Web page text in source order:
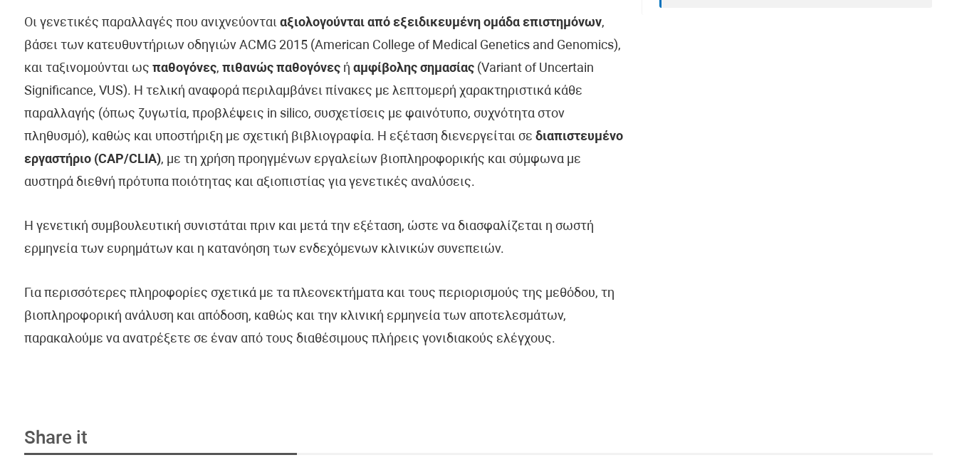
Οι γενετικές παραλλαγές που ανιχνεύονται αξιολογούνται από εξειδικευμένη ομάδα επιστημόνων,
βάσει των κατευθυντήριων οδηγιών ACMG 2015 (American College of Medical Genetics and Genomics),
και ταξινομούνται ως παθογόνες, πιθανώς παθογόνεςή αμφίβολης σημασίας(Variant of Uncertain
Significance, VUS). Η τελική αναφορά περιλαμβάνει πίνακες με λεπτομερή χαρακτηριστικά κάθε
παραλλαγής (όπως ζυγωτία, προβλέψεις in silico, συσχετίσεις με φαινότυπο, συχνότητα στον
πληθυσμό), καθώς και υποστήριξη με σχετική βιβλιογραφία. Η εξέταση διενεργείται σε διαπιστευμένο
εργαστήριο (CAP/CLIA), με τη χρήση προηγμένων εργαλείων βιοπληροφορικής και σύμφωνα με
αυστηρά διεθνή πρότυπα ποιότητας και αξιοπιστίας για γενετικές αναλύσεις.
Η γενετική συμβουλευτική συνιστάται πριν και μετά την εξέταση, ώστε να διασφαλίζεται η σωστή
ερμηνεία των ευρημάτων και η κατανόηση των ενδεχόμενων κλινικών συνεπειών.
Για περισσότερες πληροφορίες σχετικά με τα πλεονεκτήματα και τους περιορισμούς της μεθόδου, τη
βιοπληροφορική ανάλυση και απόδοση, καθώς και την κλινική ερμηνεία των αποτελεσμάτων,
παρακαλούμε να ανατρέξετε σε έναν από τους διαθέσιμους πλήρεις γονιδιακούς ελέγχους.
Share it